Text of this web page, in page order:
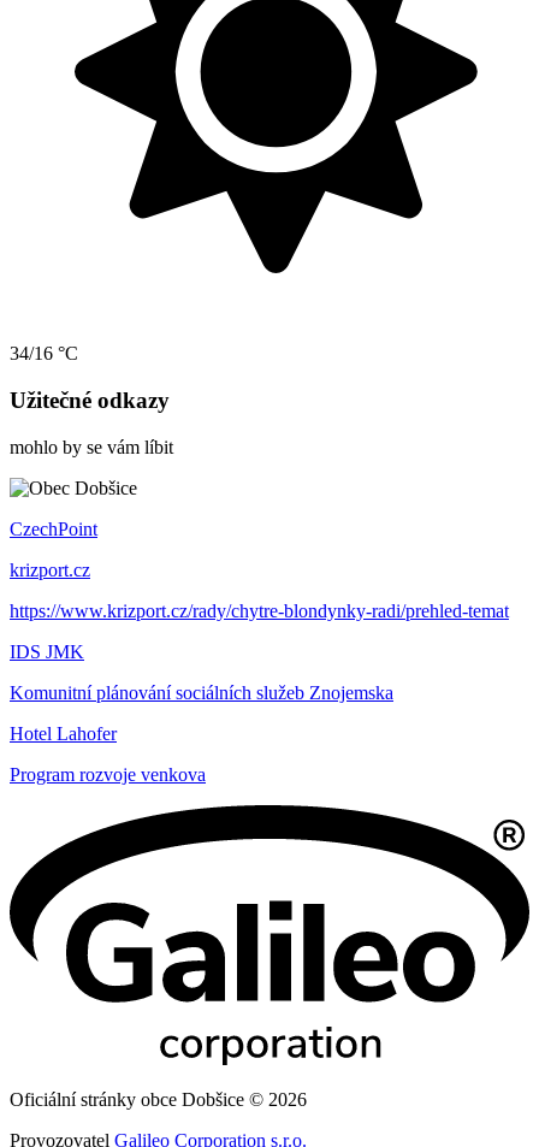
34/16 °C
Užitečné odkazy
mohlo by se vám líbit
CzechPoint
krizport.cz
https://www.krizport.cz/rady/chytre-blondynky-radi/prehled-temat
IDS JMK
Komunitní plánování sociálních služeb Znojemska
Hotel Lahofer
Program rozvoje venkova
Oficiální stránky obce Dobšice © 2026
Provozovatel Galileo Corporation s.r.o.